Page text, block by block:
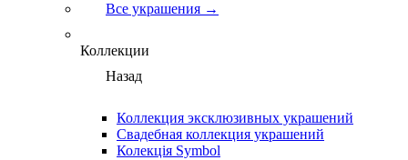
Все украшения →
Коллекции
Назад
Коллекция эксклюзивных украшений
Свадебная коллекция украшений
Колекція Symbol